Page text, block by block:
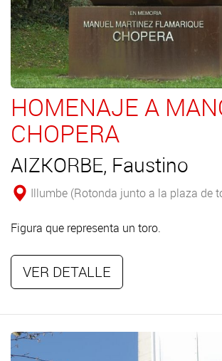
HOMENAJE A
CHOPERA
AIZKORBE, Faustino
Illumbe (Rotonda junto a la plaza de
Figura que representa un toro.
VER DETALLE